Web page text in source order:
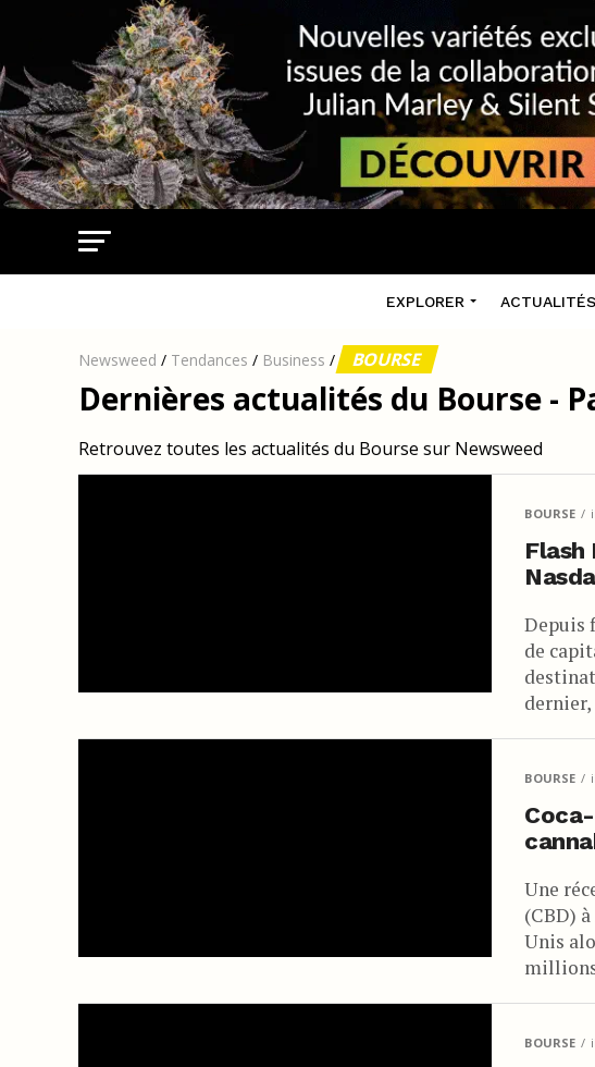
EXPLORER ACTUALITÉS
Newsweed / Tendances / Business / BOURSE
Dernières actualités du Bourse -
Retrouvez toutes les actualités du Bourse sur Newsweed
BOURSE
Flash
Depuis
de
BOURSE
Une
(CBD)
Unis
BOURSE